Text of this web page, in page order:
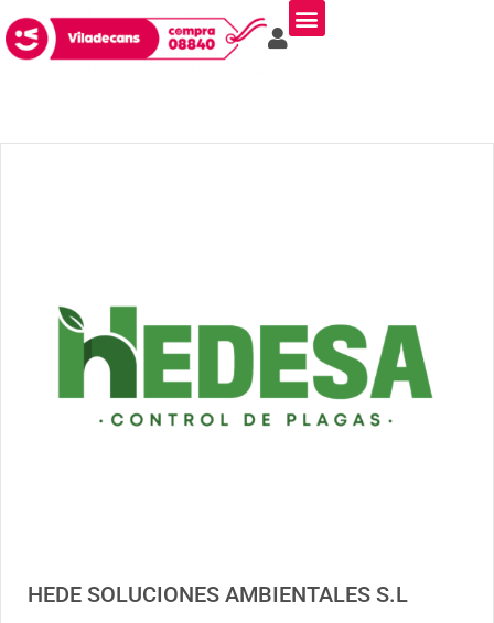
HEDE SOLUCIONES AMBIENTALES S.L